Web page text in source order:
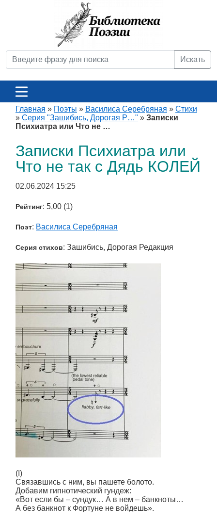
Искать
Главная » Поэты » Василиса Серебряная » Стихи
» Серия "Зашибись, Дорогая Р…" » Записки
Психиатра или Что не …
Записки Психиатра или
Что не так с Дядь КОЛЕЙ
02.06.2024 15:25
Рейтинг: 5,00 (1)
Поэт: Василиса Серебряная
Серия стихов: Зашибись, Дорогая Редакция
(I)
Связавшись с ним, вы пашете болото.
Добавим гипнотический гундеж:
«Вот если бы – сундук… А в нем – банкноты…
А без банкнот к Фортуне не войдешь».